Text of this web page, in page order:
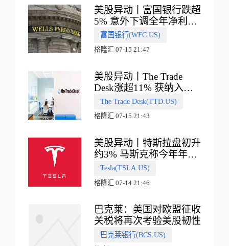
美股异动丨富国银行跌超
5% 意外下调全年净利息
收入指引
富国银行(WFC.US)
格隆汇 07-15 21:47
美股异动丨The Trade
Desk涨超11% 获纳入标
普500指数
The Trade Desk(TTD.US)
格隆汇 07-15 21:43
美股异动丨特斯拉盘初升
约3% 马斯克称今年年底
会有‘史诗级震撼’的演示
Tesla(TSLA.US)
格隆汇 07-14 21:46
巴克莱：美国对欧盟征收
关税将再次考验美股韧性
巴克莱银行(BCS.US)